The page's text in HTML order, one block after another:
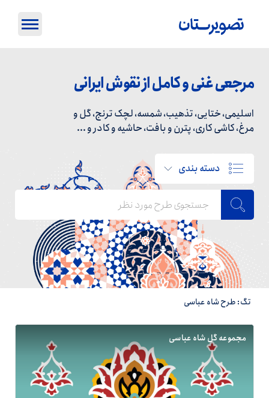
مرجعی غنی و کامل از نقوش ایرانی
اسلیمی، ختایی، تذهیب، شمسه، لچک ترنج، گل و
مرغ، کاشی کاری، پترن و بافت، حاشیه و کادر و ...
دسته بندی
تگ: طرح شاه عباسی
مجموعه گل شاه عباسی